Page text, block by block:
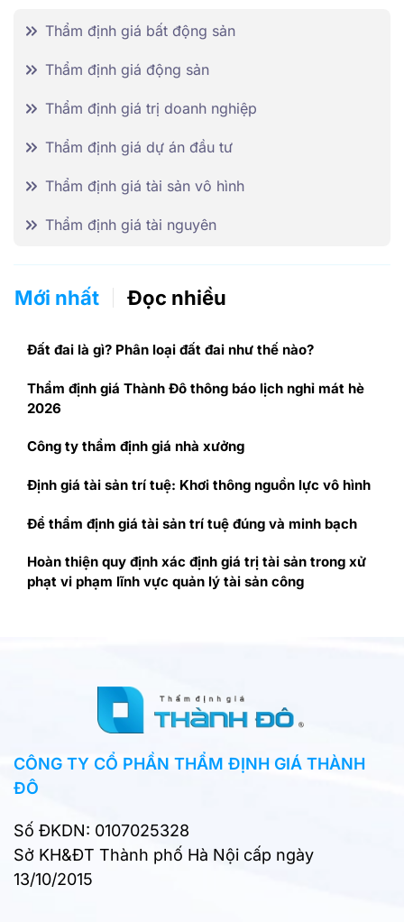
Thẩm định giá bất động sản
Thẩm định giá động sản
Thẩm định giá trị doanh nghiệp
Thẩm định giá dự án đầu tư
Thẩm định giá tài sản vô hình
Thẩm định giá tài nguyên
Mới nhất Đọc nhiều
Đất đai là gì? Phân loại đất đai như thế nào?
Thẩm định giá Thành Đô thông báo lịch nghỉ mát hè
2026
Công ty thẩm định giá nhà xưởng
Định giá tài sản trí tuệ: Khơi thông nguồn lực vô hình
Để thẩm định giá tài sản trí tuệ đúng và minh bạch
Hoàn thiện quy định xác định giá trị tài sản trong xử
phạt vi phạm lĩnh vực quản lý tài sản công
CÔNG TY CỔ PHẦN THẨM ĐỊNH GIÁ THÀNH
ĐÔ
Số ĐKDN: 0107025328
Sở KH&ĐT Thành phố Hà Nội cấp ngày
13/10/2015